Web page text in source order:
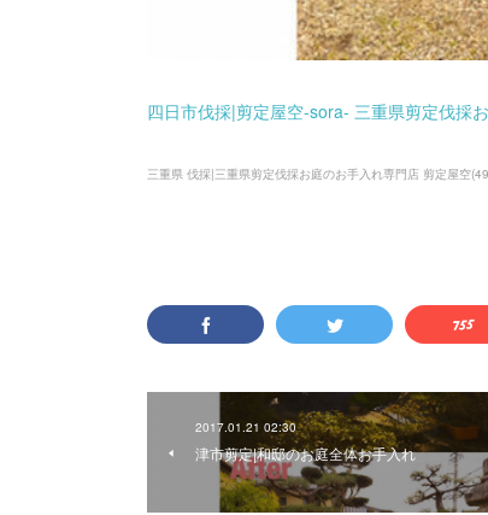
四日市伐採|剪定屋空-sora- 三重県剪定伐採
三重県 伐採|三重県剪定伐採お庭のお手入れ専門店 剪定屋空(49
2017.01.21 02:30
津市剪定|和邸のお庭全体お手入れ